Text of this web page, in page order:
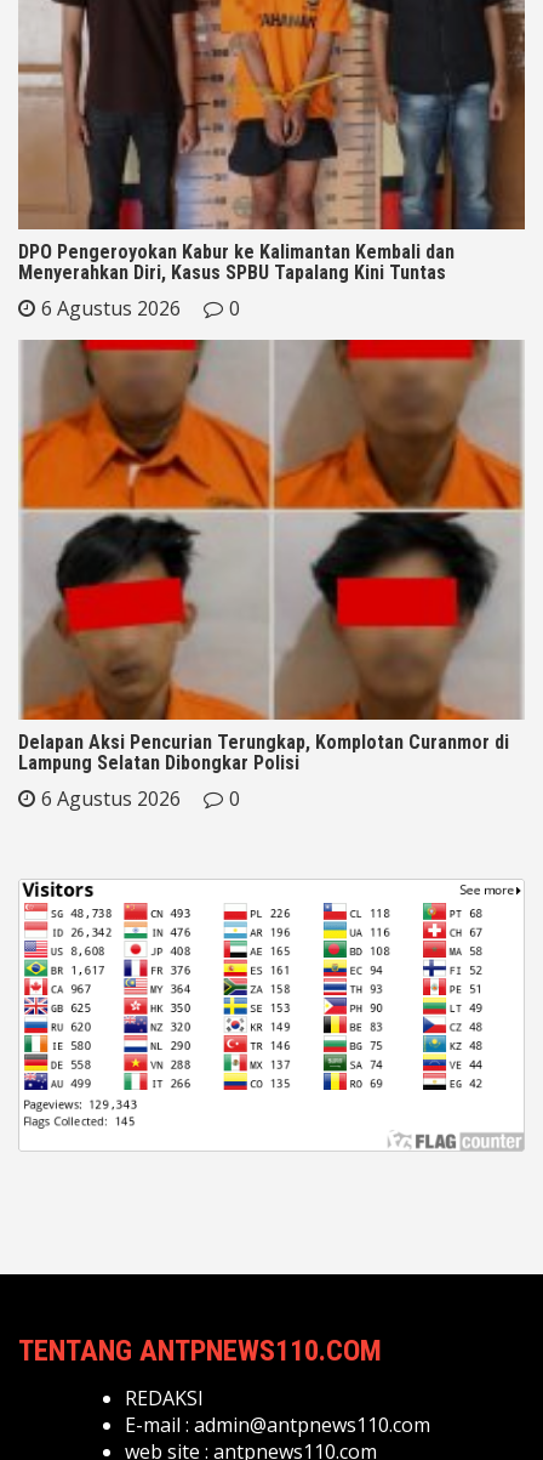
DPO Pengeroyokan Kabur ke Kalimantan Kembali dan
Menyerahkan Diri, Kasus SPBU Tapalang Kini Tuntas
6 Agustus 2026 0
Delapan Aksi Pencurian Terungkap, Komplotan Curanmor di
Lampung Selatan Dibongkar Polisi
6 Agustus 2026 0
TENTANG ANTPNEWS110.COM
REDAKSI
E-mail : admin@antpnews110.com
web site : antpnews110.com